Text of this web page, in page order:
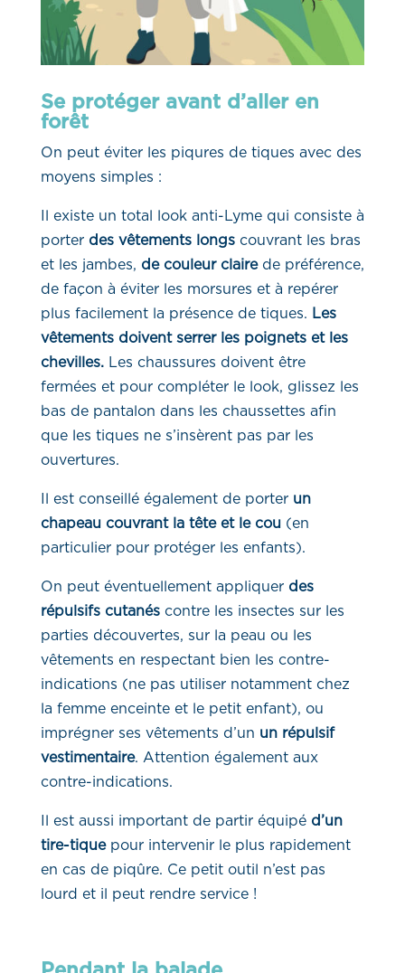
Se protéger avant d’aller en
forêt
On peut éviter les piqures de tiques avec des
moyens simples :
Il existe un total look anti-Lyme qui consiste à
porter des vêtements longs couvrant les bras
et les jambes, de couleur claire de préférence,
de façon à éviter les morsures et à repérer
plus facilement la présence de tiques. Les
vêtements doivent serrer les poignets et les
chevilles. Les chaussures doivent être
fermées et pour compléter le look, glissez les
bas de pantalon dans les chaussettes afin
que les tiques ne s’insèrent pas par les
ouvertures.
Il est conseillé également de porter un
chapeau couvrant la tête et le cou (en
particulier pour protéger les enfants).
On peut éventuellement appliquer des
répulsifs cutanés contre les insectes sur les
parties découvertes, sur la peau ou les
vêtements en respectant bien les contre-
indications (ne pas utiliser notamment chez
la femme enceinte et le petit enfant), ou
imprégner ses vêtements d’un un répulsif
vestimentaire. Attention également aux
contre-indications.
Il est aussi important de partir équipé d’un
tire-tique pour intervenir le plus rapidement
en cas de piqûre. Ce petit outil n’est pas
lourd et il peut rendre service !